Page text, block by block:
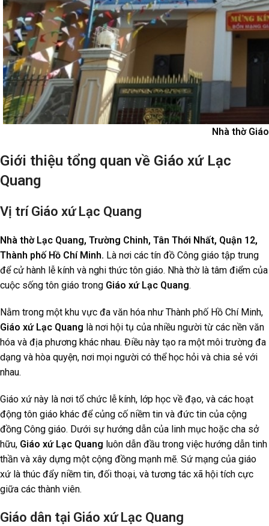
Nhà thờ
Giới thiệu tổng quan về Giáo xứ Lạc
Quang
Vị trí Giáo xứ Lạc Quang
Nhà thờ Lạc Quang, Trường Chinh, Tân Thới Nhất, Quận 12,
Thành phố Hồ Chí Minh. Là nơi các tín đồ Công giáo tập trung
để cử hành lễ kính và nghi thức tôn giáo. Nhà thờ là tâm điểm của
cuộc sống tôn giáo trong Giáo xứ Lạc Quang.
Nằm trong một khu vực đa văn hóa như Thành phố Hồ Chí Minh,
Giáo xứ Lạc Quang là nơi hội tụ của nhiều người từ các nền văn
hóa và địa phương khác nhau. Điều này tạo ra một môi trường đa
dạng và hòa quyện, nơi mọi người có thể học hỏi và chia sẻ với
nhau.
Giáo xứ này là nơi tổ chức lễ kính, lớp học về đạo, và các hoạt
động tôn giáo khác để củng cố niềm tin và đức tin của cộng
đồng Công giáo. Dưới sự hướng dẫn của linh mục hoặc cha sở
hữu, Giáo xứ Lạc Quang luôn dẫn đầu trong việc hướng dẫn tinh
thần và xây dựng một cộng đồng mạnh mẽ. Sứ mạng của giáo
xứ là thúc đẩy niềm tin, đối thoại, và tương tác xã hội tích cực
giữa các thành viên.
Giáo dân tại Giáo xứ Lạc Quang